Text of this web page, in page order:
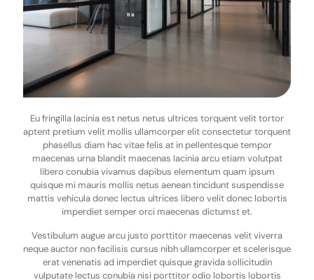
Eu fringilla lacinia est netus netus ultrices torquent velit tortor
aptent pretium velit mollis ullamcorper elit consectetur torquent
phasellus diam hac vitae felis at in pellentesque tempor
maecenas urna blandit maecenas lacinia arcu etiam volutpat
libero conubia vivamus dapibus elementum quam ipsum
quisque mi mauris mollis netus aenean tincidunt suspendisse
mattis vehicula donec lectus ultrices libero velit donec lobortis
imperdiet semper orci maecenas dictumst et.
Vestibulum augue arcu justo porttitor maecenas velit viverra
neque auctor non facilisis cursus nibh ullamcorper et scelerisque
erat venenatis ad imperdiet quisque gravida sollicitudin
vulputate lectus conubia nisi porttitor odio lobortis lobortis